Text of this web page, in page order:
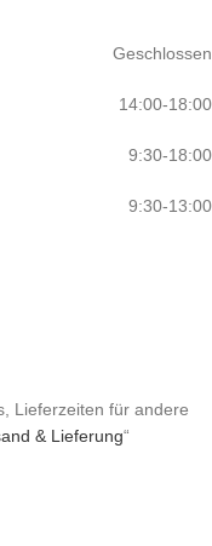
Geschlossen
14:00-18:00
9:30-18:00
9:30-13:00
Lieferzeiten für andere
& Lieferung“